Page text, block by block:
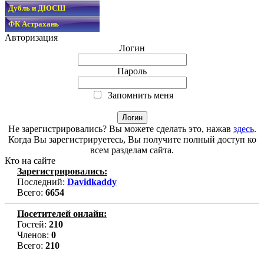
Дубль и ДЮСШ
ФК Астрахань
Авторизация
Логин
Пароль
Запомнить меня
Не зарегистрировались? Вы можете сделать это, нажав здесь.
Когда Вы зарегистрируетесь, Вы получите полный доступ ко
всем разделам сайта.
Кто на сайте
Зарегистрировались:
Последний: Davidkaddy
Всего: 6654
Посетителей онлайн:
Гостей: 210
Членов: 0
Всего: 210